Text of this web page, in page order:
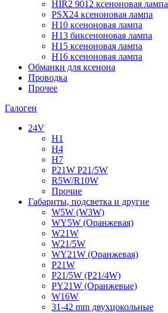
HIR2 9012 ксеноновая лампа
PSX24 ксеноновая лампа
H10 ксеноновая лампа
H13 биксеноновая лампа
H15 ксеноновая лампа
H16 ксеноновая лампа
Обманки для ксенона
Проводка
Прочее
Галоген
24V
H1
H4
H7
P21W P21/5W
R5W/R10W
Прочие
Габариты, подсветка и другие
W5W (W3W)
WY5W (Оранжевая)
W21W
W21/5W
WY21W (Оранжевая)
P21W
P21/5W (P21/4W)
PY21W (Оранжевые)
W16W
31-42 mm двухцокольные